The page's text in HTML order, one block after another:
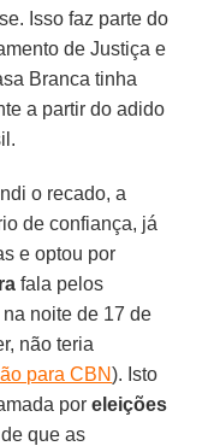
Isso faz parte do
de Justiça e
Branca tinha
a partir do adido
o recado, a
de confiança, já
e optou por
fala pelos
na noite de 17 de
não teria
para CBN). Isto
poreleições
que as